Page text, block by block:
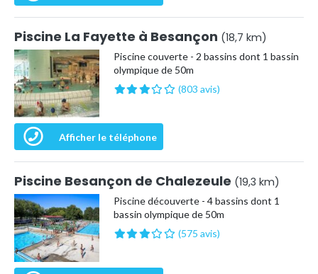
Piscine La Fayette à Besançon (18,7 km)
Piscine couverte - 2 bassins dont 1 bassin
olympique de 50m
(803 avis)
Afficher le téléphone
Piscine Besançon de Chalezeule (19,3 km)
Piscine découverte - 4 bassins dont 1
bassin olympique de 50m
(575 avis)